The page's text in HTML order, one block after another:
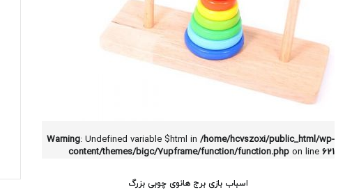
Warning: Undefined variable $html in /home/hcvszoxi/public_html/wp-
content/themes/bigc/7upframe/function/function.php on line 621
اسباب بازی برج هانوی چوبی بزرگ